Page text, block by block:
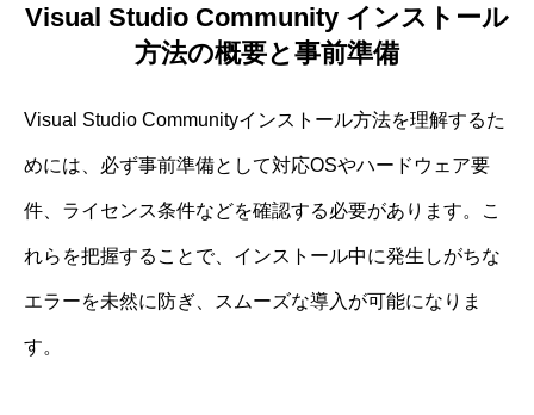
Visual Studio Community インストール
方法の概要と事前準備
Visual Studio Communityインストール方法を理解するた
めには、必ず事前準備として対応OSやハードウェア要
件、ライセンス条件などを確認する必要があります。こ
れらを把握することで、インストール中に発生しがちな
エラーを未然に防ぎ、スムーズな導入が可能になりま
す。